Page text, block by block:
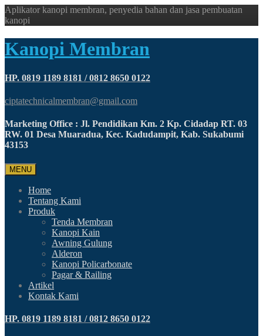
Aplikator kanopi membran, penyedia bahan dan jasa pembuatan
kanopi
Kanopi Membran
HP. 0819 1189 8181 / 0812 8650 0122
ciptatechnicalmembran@gmail.com
Marketing Office : Jl. Pendidikan Km. 2 Kp. Cidadap RT. 03
RW. 01 Desa Muaradua, Kec. Kadudampit, Kab. Sukabumi
43153
MENU
Home
Tentang Kami
Produk
Tenda Membran
Kanopi Kain
Awning Gulung
Alderon
Kanopi Policarbonate
Pagar & Railing
Artikel
Kontak Kami
HP. 0819 1189 8181 / 0812 8650 0122